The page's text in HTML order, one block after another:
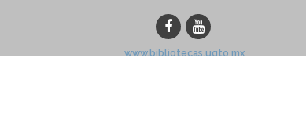
www.bibliotecas.ugto.mx